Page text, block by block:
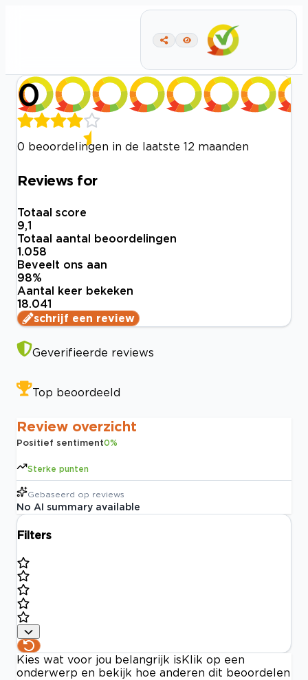
0
0 beoordelingen in de laatste 12 maanden
Reviews for
Totaal score
9,1
Totaal aantal beoordelingen
1.058
Beveelt ons aan
98%
Aantal keer bekeken
18.041
schrijf een review
Geverifieerde reviews
Top beoordeeld
Review overzicht
Positief sentiment0%
Sterke punten
Gebaseerd op reviews
No AI summary available
Filters
Kies wat voor jou belangrijk is Klik op een
onderwerp en bekijk hoe anderen dit beoordelen